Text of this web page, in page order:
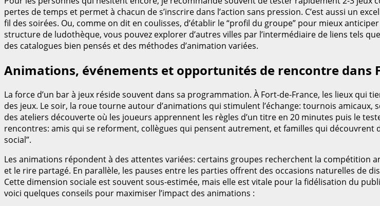
pertes de temps et permet à chacun de s’inscrire dans l’action sans pression. C’est aussi un
fil des soirées. Ou, comme on dit en coulisses, d’établir le “profil du groupe” pour mieux
structure de ludothèque, vous pouvez explorer d’autres villes par l’intermédiaire de liens tels
des catalogues bien pensés et des méthodes d’animation variées.
Animations, événements et opportunités de rencontre dans
La force d’un bar à jeux réside souvent dans sa programmation. À Fort-de-France, les lieux qui
des jeux. Le soir, la roue tourne autour d’animations qui stimulent l’échange: tournois
des ateliers découverte où les joueurs apprennent les règles d’un titre en 20 minutes puis le
rencontres: amis qui se reforment, collègues qui pensent autrement, et familles qui découvrent
social”.
Les animations répondent à des attentes variées: certains groupes recherchent la compétition
et le rire partagé. En parallèle, les pauses entre les parties offrent des occasions naturelles de
Cette dimension sociale est souvent sous-estimée, mais elle est vitale pour la fidélisation du
voici quelques conseils pour maximiser l’impact des animations :